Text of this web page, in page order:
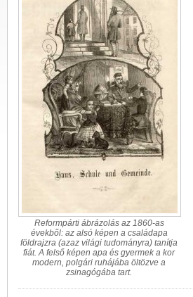
Reformpárti ábrázolás az 1860-as
évekből: az alsó képen a családapa
földrajzra (azaz világi tudományra) tanítja
fiát. A felső képen apa és gyermek a kor
modern, polgári ruhájába öltözve a
zsinagógába tart.